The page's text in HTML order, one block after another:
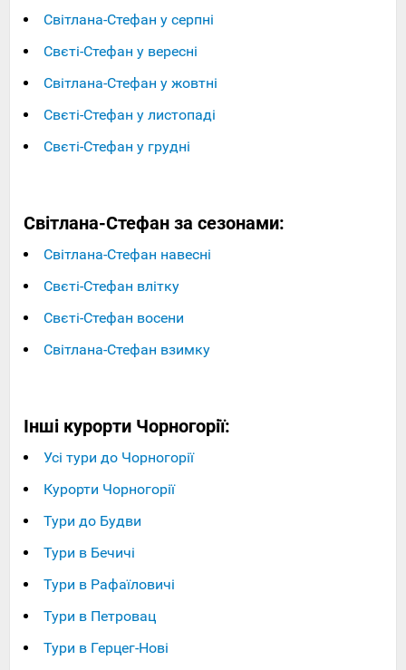
Світлана-Стефан у серпні
Свєті-Стефан у вересні
Світлана-Стефан у жовтні
Свєті-Стефан у листопаді
Свєті-Стефан у грудні
Світлана-Стефан за сезонами:
Світлана-Стефан навесні
Свєті-Стефан влітку
Свєті-Стефан восени
Світлана-Стефан взимку
Інші курорти Чорногорії:
Усі тури до Чорногорії
Курорти Чорногорії
Тури до Будви
Тури в Бечичі
Тури в Рафаїловичі
Тури в Петровац
Тури в Герцег-Нові